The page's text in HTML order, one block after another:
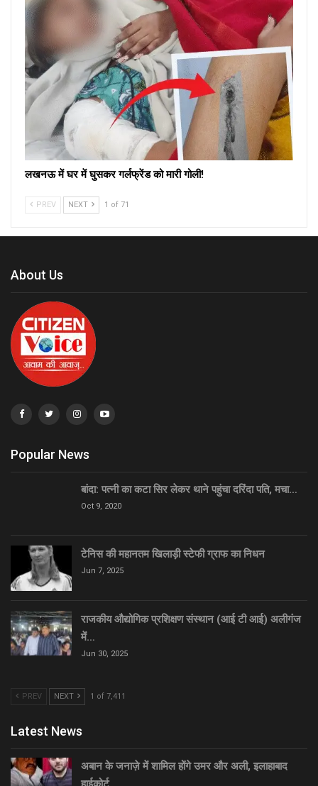
लखनऊ में घर में घुसकर गर्लफ्रेंड को मारी गोली!
PREV NEXT 1 of 71
About Us
Popular News
बांदा: पत्नी का कटा सिर लेकर थाने पहुंचा दरिंदा पति, मचा…
Oct 9, 2020
टेनिस की महानतम खिलाड़ी स्टेफी ग्राफ का निधन
Jun 7, 2025
राजकीय औद्योगिक प्रशिक्षण संस्थान (आई टी आई) अलीगंज
में…
Jun 30, 2025
PREV NEXT 1 of 7,411
Latest News
अबान के जनाज़े में शामिल होंगे उमर और अली, इलाहाबाद